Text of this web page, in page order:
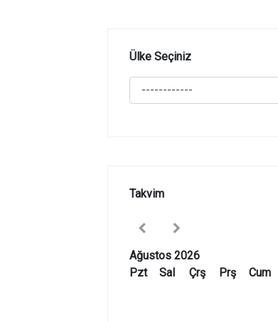
Ülke Seçiniz
Takvim
Ağustos 2026
Pzt
Sal Çrş Prş Cum